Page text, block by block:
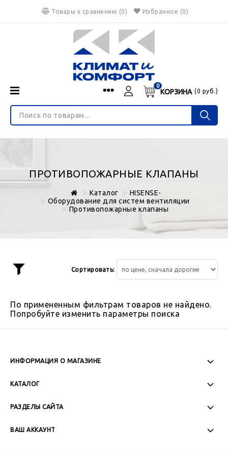
Товары к сравнению (0) Избранное (0)
Menu
Войти
€ $ руб.
КОРЗИНА
0
(0 руб.)
О нас
НЕ ЯВЛЯЕТСЯ ПУБЛИЧНОЙ ОФЕРТОЙ
Доставка и оплата
Блог
Контакты
ПРОТИВОПОЖАРНЫЕ КЛАПАНЫ
Каталог
HISENSE-
Оборудование для систем вентиляции
Противопожарные клапаны
Сортировать:
По примененным фильтрам товаров не найдено.
Попробуйте изменить параметры поиска
ИНФОРМАЦИЯ О МАГАЗИНЕ
Сб-Вс: Выходной
КАТАЛОГ
РАЗДЕЛЫ САЙТА
ВАШ АККАУНТ